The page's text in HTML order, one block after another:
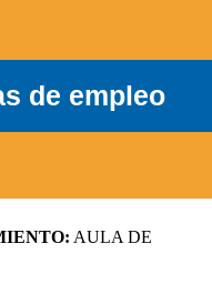
de empleo
AULA DE